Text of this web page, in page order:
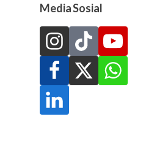
Media Sosial